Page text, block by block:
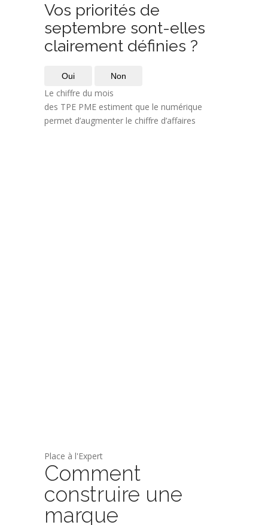
Vos priorités de
septembre sont-elles
clairement définies ?
Oui Non
Le chiffre du mois
des TPE PME estiment que le numérique
permet d’augmenter le chiffre d’affaires
Place à l'Expert
Comment
construire une
marque